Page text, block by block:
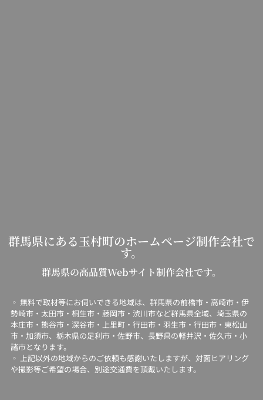
群馬県にある玉村町のホームページ制作会社で
す。
群馬県の高品質Webサイト制作会社です。
◦ 無料で取材等にお伺いできる地域は、群馬県の前橋市・高崎市・伊
勢崎市・太田市・桐生市・藤岡市・渋川市など群馬県全域、埼玉県の
本庄市・熊谷市・深谷市・上里町・行田市・羽生市・行田市・東松山
市・加須市、栃木県の足利市・佐野市、長野県の軽井沢・佐久市・小
諸市となります。
◦ 上記以外の地域からのご依頼も感謝いたしますが、対面ヒアリング
や撮影等ご希望の場合、別途交通費を頂戴いたします。